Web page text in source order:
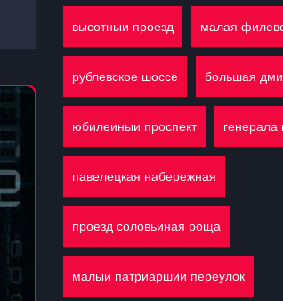
высотныи проезд малая
рублевское шоссе большая
юбилеиныи проспект генерала
павелецкая набережная
проезд соловьиная роща
малыи патриаршии переулок